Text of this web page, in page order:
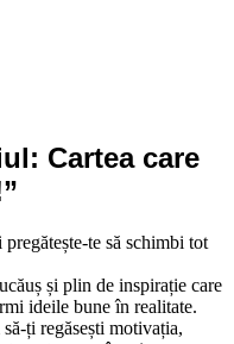
Cartea care
te să schimbi tot
și plin de inspirație care
ideile bune în realitate.
ți regăsești motivația,